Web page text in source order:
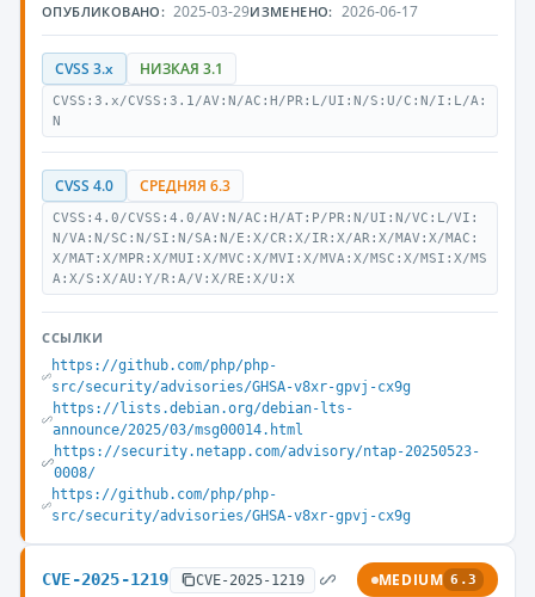
ОПУБЛИКОВАНО: 2025-03-29ИЗМЕНЕНО: 2026-06-17
CVSS 3.x НИЗКАЯ 3.1
CVSS:3.x/CVSS:3.1/AV:N/AC:H/PR:L/UI:N/S:U/C:N/I:L/A:
N
CVSS 4.0 СРЕДНЯЯ 6.3
CVSS:4.0/CVSS:4.0/AV:N/AC:H/AT:P/PR:N/UI:N/VC:L/VI:
N/VA:N/SC:N/SI:N/SA:N/E:X/CR:X/IR:X/AR:X/MAV:X/MAC:
X/MAT:X/MPR:X/MUI:X/MVC:X/MVI:X/MVA:X/MSC:X/MSI:X/MS
A:X/S:X/AU:Y/R:A/V:X/RE:X/U:X
ССЫЛКИ
https://github.com/php/php-
src/security/advisories/GHSA-v8xr-gpvj-cx9g
https://lists.debian.org/debian-lts-
announce/2025/03/msg00014.html
https://security.netapp.com/advisory/ntap-20250523-
0008/
https://github.com/php/php-
src/security/advisories/GHSA-v8xr-gpvj-cx9g
CVE-2025-1219 CVE-2025-1219 MEDIUM 6.3